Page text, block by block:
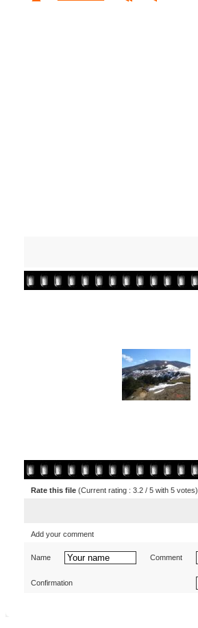
Rate this file (Current rating : 3.2 / 5 with 5 votes)
Add your comment
Name Comment
Confirmation